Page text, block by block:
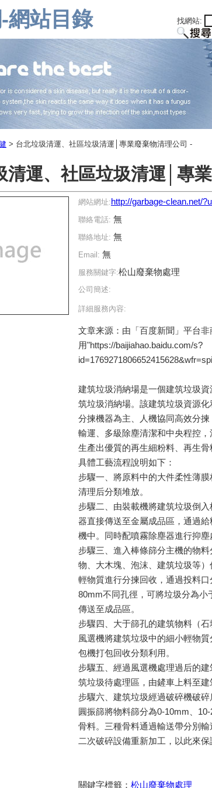
網站目錄 找網站:
> 台北垃圾清運、社區垃圾清運│專業廢棄物清理公司 -
清運、社區垃圾清運│專
網站網址:http://garbage-clean.net/
聯絡電話: 無
聯絡地址: 無
Email: 無
服務關鍵字:松山廢棄物處理
公司簡述:
詳細服務內容:
文章来源：由「百度新聞」平台非
用"https://baijiahao.baidu.com/s?
建筑垃圾消納場是一個建筑垃圾
筑垃圾消納場。該建筑垃圾資源
分揀機器為主、人機協同高效分
輸運、多級除塵清潔和中央程控
生產出優質的再生細粉料、再生骨
具體工藝流程說明如下：
步驟一、將原料中的大件柔性薄
清理后分類堆放。
步驟二、由裝載機將建筑垃圾倒
器直接傳送至金屬成品區，通過
機中。同時配噴霧除塵器進行抑塵
步驟三、進入棒條篩分主機的物
物、大木塊、泡沫、建筑垃圾等
輕物質進行分揀回收，通過投料
80mm不同孔徑，可將垃圾分為
傳送至成品區。
步驟四、大于篩孔的建筑物料（
風選機將建筑垃圾中的細小輕物
包機打包回收分類利用。
步驟五、經過風選機處理過后的
筑垃圾待處理區，由鏟車上料至建
步驟六、建筑垃圾經過破碎機破
圓振篩將物料篩分為0-10mm、
骨料。三種骨料通過輸送帶分別
二次破碎設備重新加工，以此來保
關鍵字標籤： 松山廢棄物處理